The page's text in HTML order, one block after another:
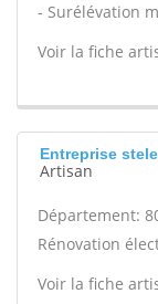
- Surélévation
Voir la fiche
Entreprise
Artisan
Département:
Rénovation
Voir la fiche